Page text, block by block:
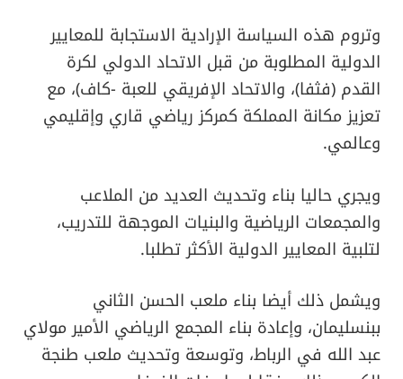
وتروم هذه السياسة الإرادية الاستجابة للمعايير
الدولية المطلوبة من قبل الاتحاد الدولي لكرة
القدم (فثفا)، والاتحاد الإفريقي للعبة -كاف)، مع
تعزيز مكانة المملكة كمركز رياضي قاري وإقليمي
وعالمي.
ويجري حاليا بناء وتحديث العديد من الملاعب
والمجمعات الرياضية والبنيات الموجهة للتدريب،
لتلبية المعايير الدولية الأكثر تطلبا.
ويشمل ذلك أيضا بناء ملعب الحسن الثاني
ببنسليمان، وإعادة بناء المجمع الرياضي الأمير مولاي
عبد الله في الرباط، وتوسعة وتحديث ملعب طنجة